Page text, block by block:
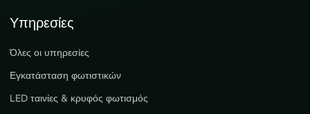
Υπηρεσίες
Όλες οι υπηρεσίες
Εγκατάσταση φωτιστικών
LED ταινίες & κρυφός φωτισμός